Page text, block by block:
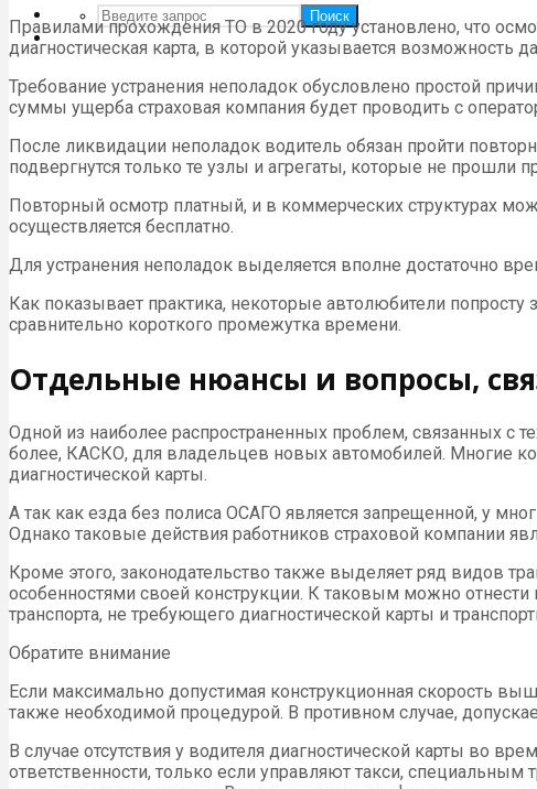
Поиск
Правилами прохождения ТО в 2020 году установлено, что
диагностическая карта, в которой указывается возможность
Требование устранения неполадок обусловлено простой
суммы ущерба страховая компания будет проводить с
После ликвидации неполадок водитель обязан пройти
подвергнутся только те узлы и агрегаты, которые не прошли
Повторный осмотр платный, и в коммерческих структурах
осуществляется бесплатно.
Для устранения неполадок выделяется вполне достаточно
Как показывает практика, некоторые автолюбители
сравнительно короткого промежутка времени.
Отдельные нюансы и вопросы,
Одной из наиболее распространенных проблем, связанных с
более, КАСКО, для владельцев новых автомобилей. Многие
диагностической карты.
А так как езда без полиса ОСАГО является запрещенной, у
Однако таковые действия работников страховой компании
Кроме этого, законодательство также выделяет ряд видов
особенностями своей конструкции. К таковым можно
транспорта, не требующего диагностической карты и
Обратите внимание
Если максимально допустимая конструкционная скорость
также необходимой процедурой. В противном случае,
В случае отсутствия у водителя диагностической карты во
ответственности, только если управляют такси,